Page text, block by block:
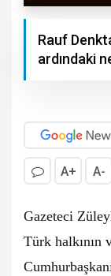
Rauf
ardındaki
A+ A-
Gazeteci
Türk halkının